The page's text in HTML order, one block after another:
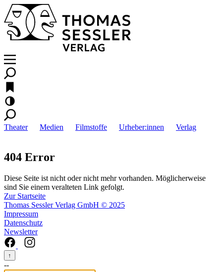
Theater Medien Filmstoffe Urheber:innen Verlag
404 Error
Diese Seite ist nicht oder nicht mehr vorhanden. Möglicherweise
sind Sie einem veralteten Link gefolgt.
Zur Startseite
Thomas Sessler Verlag GmbH © 2025
Impressum
Datenschutz
Newsletter
↑
--